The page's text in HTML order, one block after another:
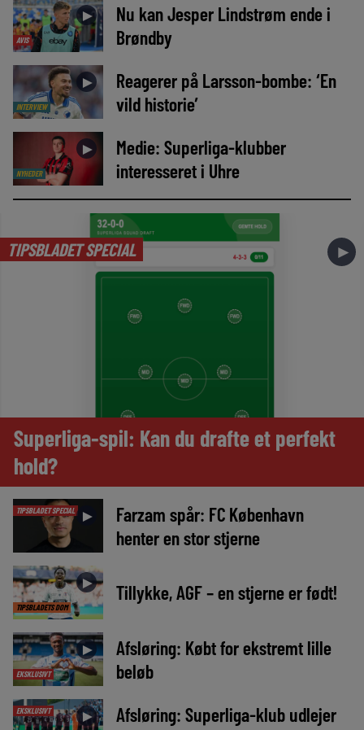
AVIS
►
Nu kan Jesper Lindstrøm ende i
Brøndby
INTERVIEW
►
Reagerer på Larsson-bombe: ‘En
vild historie’
NYHEDER
►
Medie: Superliga-klubber
interesseret i Uhre
TIPSBLADET SPECIAL ►
Superliga-spil: Kan du drafte et perfekt
hold?
TIPSBLADET SPECIAL ►
Farzam spår: FC København
henter en stor stjerne
TIPSBLADETS DOM
► Tillykke, AGF – en stjerne er født!
EKSKLUSIVT
►
Afsløring: Købt for ekstremt lille
beløb
EKSKLUSIVT ►
Afsløring: Superliga-klub udlejer